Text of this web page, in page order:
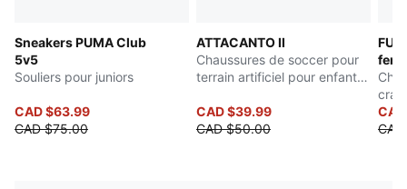
Sneakers PUMA Club
5v5
Souliers pour juniors
CAD $63.99
CAD $75.00
ATTACANTO II
Chaussures de soccer pour
terrain artificiel pour enfants
CAD $39.99
CAD $50.00